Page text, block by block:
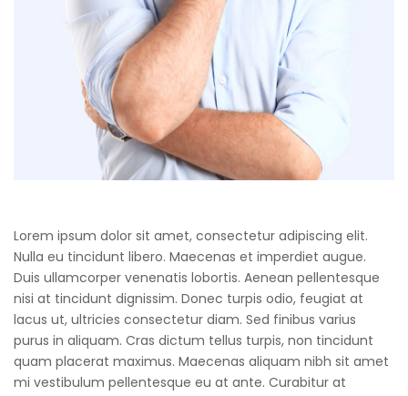
Lorem ipsum dolor sit amet, consectetur adipiscing elit.
Nulla eu tincidunt libero. Maecenas et imperdiet augue.
Duis ullamcorper venenatis lobortis. Aenean pellentesque
nisi at tincidunt dignissim. Donec turpis odio, feugiat at
lacus ut, ultricies consectetur diam. Sed finibus varius
purus in aliquam. Cras dictum tellus turpis, non tincidunt
quam placerat maximus. Maecenas aliquam nibh sit amet
mi vestibulum pellentesque eu at ante. Curabitur at